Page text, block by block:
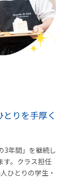
りを手厚く
3年間」を継続し
す。クラス担任
ひとりの学生・